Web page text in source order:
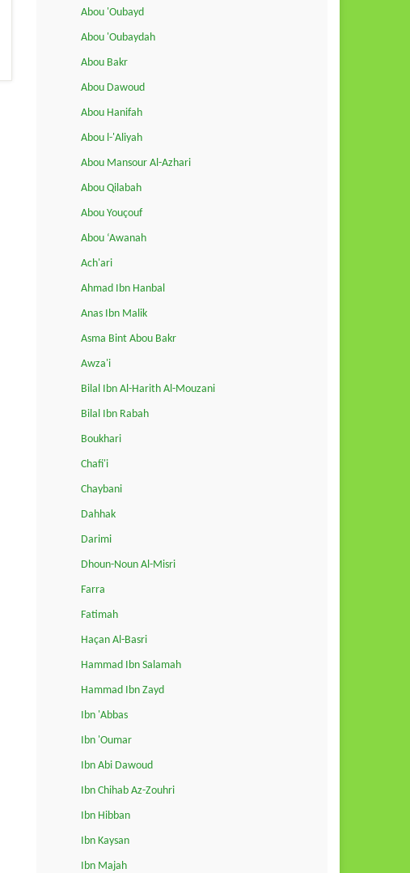
Abou 'Oubayd
Abou 'Oubaydah
Abou Bakr
Abou Dawoud
Abou Hanifah
Abou l-'Aliyah
Abou Mansour Al-Azhari
Abou Qilabah
Abou Youçouf
Abou ‘Awanah
Ach'ari
Ahmad Ibn Hanbal
Anas Ibn Malik
Asma Bint Abou Bakr
Awza'i
Bilal Ibn Al-Harith Al-Mouzani
Bilal Ibn Rabah
Boukhari
Chafi'i
Chaybani
Dahhak
Darimi
Dhoun-Noun Al-Misri
Farra
Fatimah
Haçan Al-Basri
Hammad Ibn Salamah
Hammad Ibn Zayd
Ibn 'Abbas
Ibn 'Oumar
Ibn Abi Dawoud
Ibn Chihab Az-Zouhri
Ibn Hibban
Ibn Kaysan
Ibn Majah